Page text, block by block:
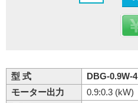
型 式
DBG-0.9W-4
モーター出力
0.9:0.3 (kW)